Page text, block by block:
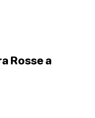
Rosse a